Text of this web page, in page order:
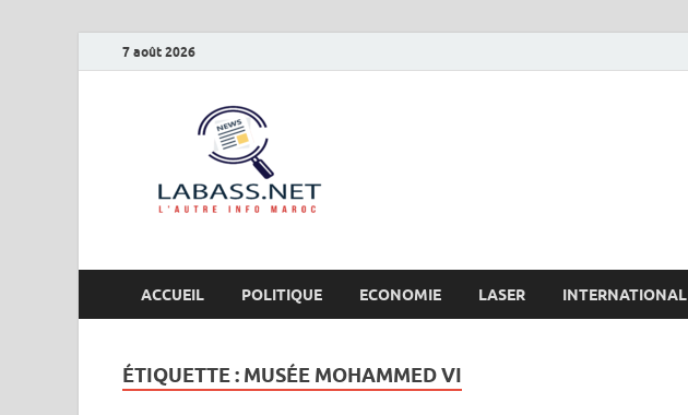
7 août 2026
ACCUEIL POLITIQUE ECONOMIE LASER INTERNATIONAL
ÉTIQUETTE : MUSÉE MOHAMMED VI